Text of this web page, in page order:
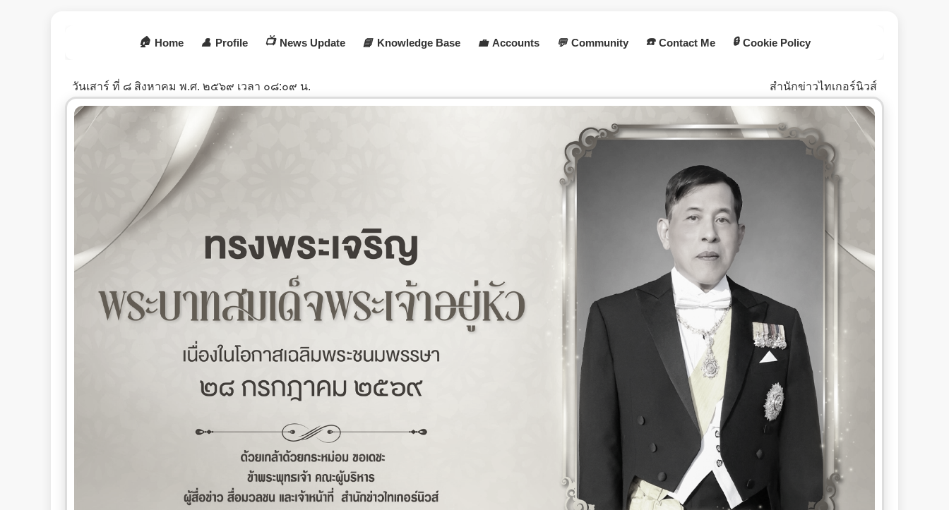
🏠 Home 👤 Profile 📺 News Update 📘 Knowledge Base 💼 Accounts 💬 Community ☎️ Contact Me 🔒 Cookie Policy
วันเสาร์ ที่ ๘ สิงหาคม พ.ศ. ๒๕๖๙ เวลา ๐๘:๐๙ น. สำนักข่าวไทเกอร์นิวส์